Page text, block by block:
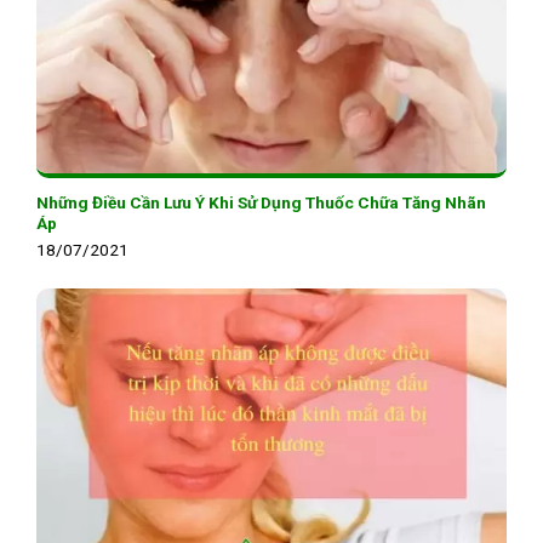
Những Điều Cần Lưu Ý Khi Sử Dụng Thuốc Chữa Tăng Nhãn
Áp
18/07/2021